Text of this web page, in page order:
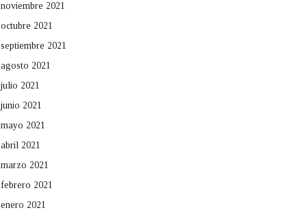
noviembre 2021
octubre 2021
septiembre 2021
agosto 2021
julio 2021
junio 2021
mayo 2021
abril 2021
marzo 2021
febrero 2021
enero 2021